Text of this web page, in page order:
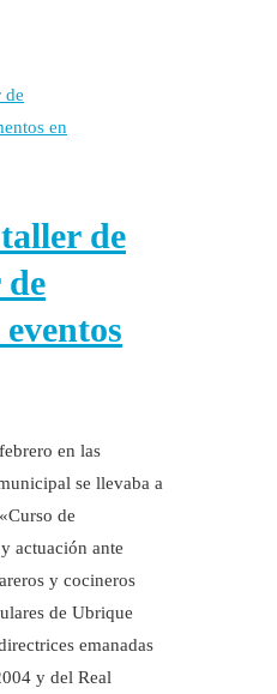
de
en las
se llevaba a
de
actuación ante
y cocineros
de Ubrique
emanadas
y del Real